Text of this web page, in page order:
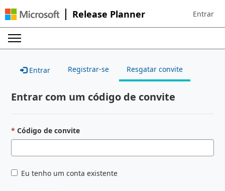
Release Planner Sign in to
Entrar
Entrar Registrar-se Resgatar convite
Entrar com um código de convite
Código de convite
Eu tenho um conta existente